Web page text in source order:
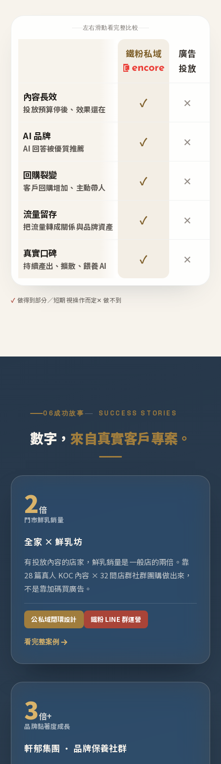
左右滑動看完整比較
鐵粉私域
廣告
投放
內容長效
投放預算停後、效果還在 ✓ ✕
AI 品牌
AI 回答被優質推薦 ✓ ✕
回購裂變
客戶回購增加、主動帶人 ✓ ✕
流量留存
把流量轉成關係與品牌資產 ✓ ✕
真實口碑
持續產出、擴散、餵養 AI ✓ ✕
✓ 做得到部分／短期 視操作而定✕ 做不到
06成功故事 SUCCESS STORIES
數字， 來自真實客戶專案。
2倍
門市鮮乳銷量
全家 × 鮮乳坊
有投放內容的店家，鮮乳銷量是一般店的兩倍。靠
28 篇真人 KOC 內容 × 32 間店群社群團購做出來，
不是靠加碼買廣告。
公私域閉環設計 鐵粉 LINE 群運營
看完整案例
3倍+
品牌黏著度成長
軒郁集團 · 品牌保養社群